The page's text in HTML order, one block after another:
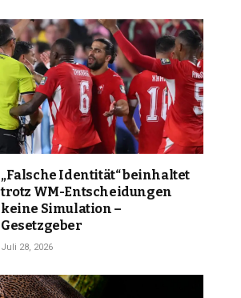
„Falsche Identität“ beinhaltet
trotz WM-Entscheidungen
keine Simulation –
Gesetzgeber
Juli 28, 2026